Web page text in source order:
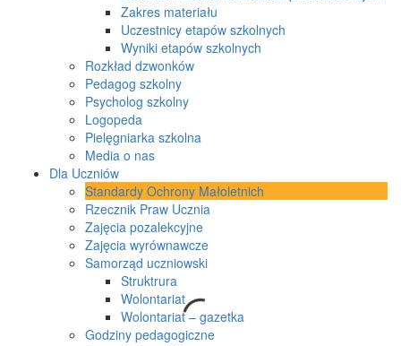
Zakres materiału
Uczestnicy etapów szkolnych
Wyniki etapów szkolnych
Rozkład dzwonków
Pedagog szkolny
Psycholog szkolny
Logopeda
Pielęgniarka szkolna
Media o nas
Dla Uczniów
Standardy Ochrony Małoletnich
Rzecznik Praw Ucznia
Zajęcia pozalekcyjne
Zajęcia wyrównawcze
Samorząd uczniowski
Struktrura
Wolontariat
Wolontariat – gazetka
Godziny pedagogiczne